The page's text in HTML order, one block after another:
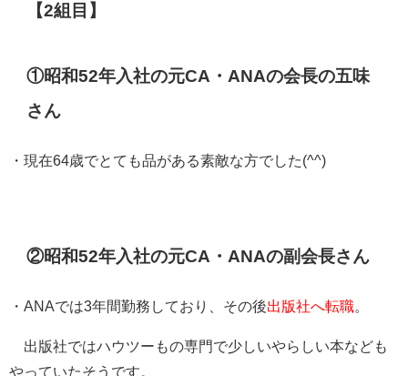
【2組目】
①昭和52年入社の元CA・ANAの会長の五味
さん
・現在64歳でとても品がある素敵な方でした(^^)
②昭和52年入社の元CA・ANAの副会長さん
・ANAでは3年間勤務しており、その後出版社へ転職。
出版社ではハウツーもの専門で少しいやらしい本なども
やっていたそうです。